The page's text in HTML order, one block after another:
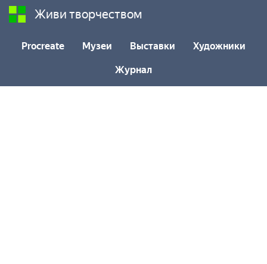
Живи творчеством
Procreate Музеи Выставки Художники
Журнал